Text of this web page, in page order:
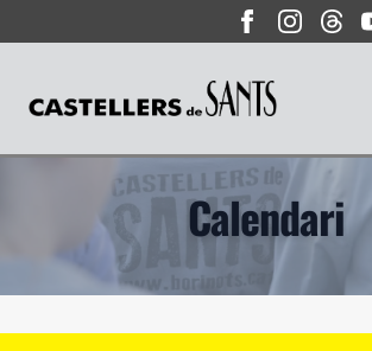
Castellers de Sants
Calendari